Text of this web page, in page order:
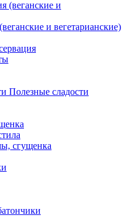
и вегетарианские)
Полезные сладости
сгущенка